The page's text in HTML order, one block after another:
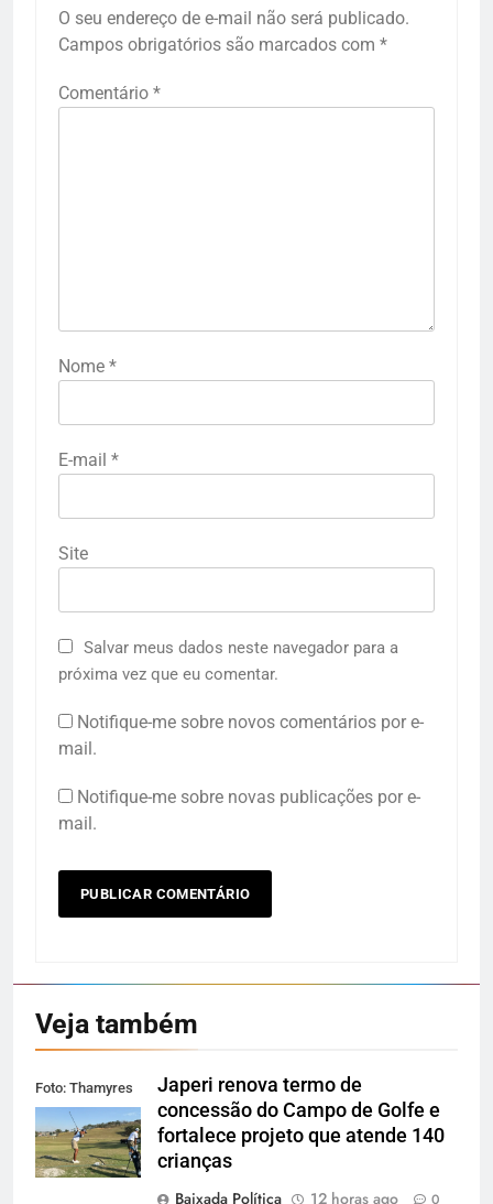
O seu endereço de e-mail não será publicado.
Campos obrigatórios são marcados com *
Comentário *
Nome *
E-mail *
Site
Salvar meus dados neste navegador para a
próxima vez que eu comentar.
Notifique-me sobre novos comentários por e-
mail.
Notifique-me sobre novas publicações por e-
mail.
Veja também
Foto: Thamyres
Cardoso
Japeri renova termo de
concessão do Campo de Golfe e
fortalece projeto que atende 140
crianças
Baixada Política
12 horas ago 0